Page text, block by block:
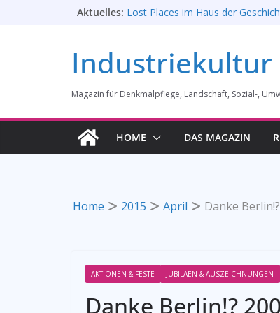
Aktuelles: Lost Places im Haus der
Gussstahlfabrikation 1860 -
28. Mai 2026 bis 31. Januar 2027
Industriekultur in Augsburg 11/26
Industriekultur Westfalens
Industriekultur
Magazin für Denkmalpflege, Landschaft, Sozial-,
HOME DAS MAGAZIN
Home 2015 April Danke
AKTIONEN & FESTE JUBILÄEN & AUSZEICHNUNGEN
Danke Berlin!?